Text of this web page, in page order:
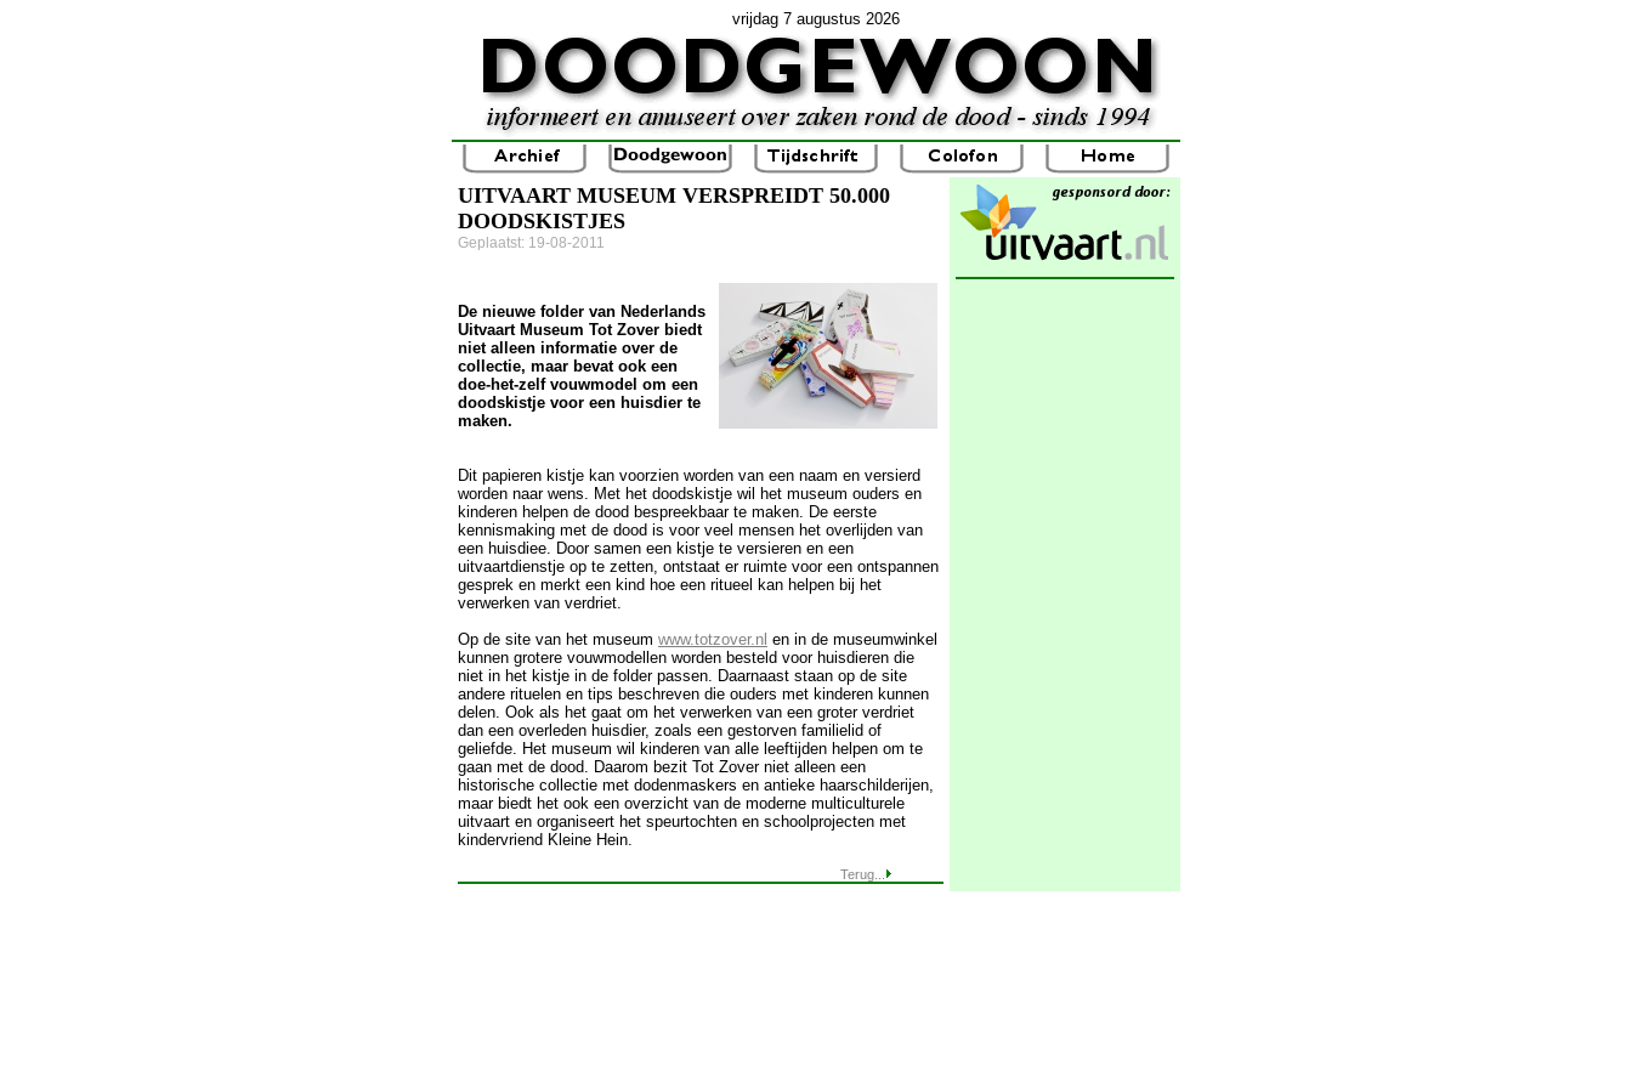
vrijdag 7 augustus 2026
UITVAART MUSEUM VERSPREIDT 50.000
DOODSKISTJES
Geplaatst: 19-08-2011
De nieuwe folder van Nederlands
Uitvaart Museum Tot Zover biedt
niet alleen informatie over de
collectie, maar bevat ook een
doe-het-zelf vouwmodel om een
doodskistje voor een huisdier te
maken.
Dit papieren kistje kan voorzien worden van een naam en versierd
worden naar wens. Met het doodskistje wil het museum ouders en
kinderen helpen de dood bespreekbaar te maken. De eerste
kennismaking met de dood is voor veel mensen het overlijden van
een huisdiee. Door samen een kistje te versieren en een
uitvaartdienstje op te zetten, ontstaat er ruimte voor een ontspannen
gesprek en merkt een kind hoe een ritueel kan helpen bij het
verwerken van verdriet.
Op de site van het museum www.totzover.nl en in de museumwinkel
kunnen grotere vouwmodellen worden besteld voor huisdieren die
niet in het kistje in de folder passen. Daarnaast staan op de site
andere rituelen en tips beschreven die ouders met kinderen kunnen
delen. Ook als het gaat om het verwerken van een groter verdriet
dan een overleden huisdier, zoals een gestorven familielid of
geliefde. Het museum wil kinderen van alle leeftijden helpen om te
gaan met de dood. Daarom bezit Tot Zover niet alleen een
historische collectie met dodenmaskers en antieke haarschilderijen,
maar biedt het ook een overzicht van de moderne multiculturele
uitvaart en organiseert het speurtochten en schoolprojecten met
kindervriend Kleine Hein.
Terug...